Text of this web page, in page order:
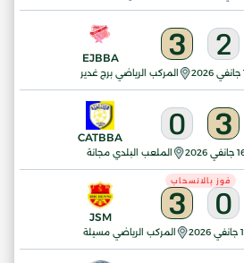
المركب الرياضي برج غدير
2
3
EJBBA
الملعب البلدي مجانة
3
0
CATBBA
المركب الرياضي مسيلة
0
3
فوز بالانسحاب
JSM